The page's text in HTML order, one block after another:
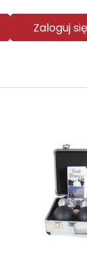
Zaloguj